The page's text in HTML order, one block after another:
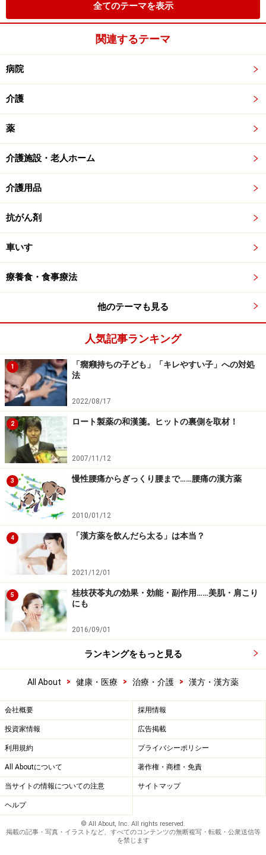
全てのテーマを表示
関連するテーマ
病院
介護
薬
介護施設・老人ホーム
介護用品
抗がん剤
車いす
療養食・食事療法
他のテーマも見る
人気記事ランキング
1
「癇癪持ちの子ども」「キレやすい子」への対処
法
2022/08/17
2 ロート製薬の和漢箋。ヒットの裏側を取材！
2007/11/12
3 慢性腰痛からぎっくり腰まで……腰痛の漢方薬
2010/01/12
4 「漢方薬を飲んだら太る」は本当？
2021/12/01
5
桂枝茯苓丸の効果・効能・副作用……美肌・肩こり
にも
2016/09/01
ランキングをもっと見る
All About > 健康・医療 > 治療・介護 > 漢方・漢方薬
会社概要 採用情報
投資家情報 広告掲載
利用規約 プライバシーポリシー
All Aboutについて 著作権・商標・免責
当サイトの情報についての注意 サイトマップ
ヘルプ
© All About, Inc. All rights reserved.
掲載の記事・写真・イラストなど、すべてのコンテンツの無断複写・転載・公衆送信等
を禁じます